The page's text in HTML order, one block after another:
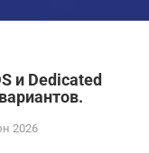
и Dedicated
2026